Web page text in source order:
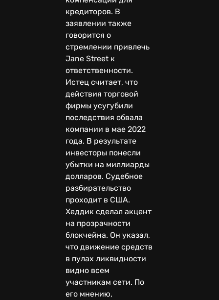
кредиторов. В
заявлении также
говорится о
стремлении привлечь
Jane Street к
ответственности.
Истец считает, что
действия торговой
фирмы усугубили
последствия обвала
компании в мае 2022
года. В результате
инвесторы понесли
убытки на миллиарды
долларов. Судебное
разбирательство
проходит в США.
Хеддик сделал акцент
на прозрачности
блокчейна. Он указал,
что движение средств
в пулах ликвидности
видно всем
участникам сети. По
его мнению,